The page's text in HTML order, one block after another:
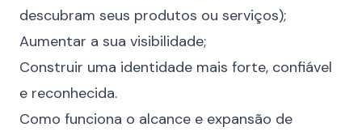
descubram seus produtos ou serviços);
Aumentar a sua visibilidade;
Construir uma identidade mais forte, confiável
e reconhecida.
Como funciona o alcance e expansão de